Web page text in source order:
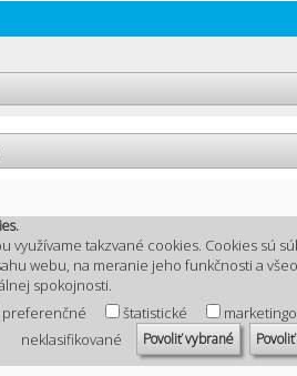
využívame takzvané cookies. Cookies sú
webu, na meranie jeho funkčnosti a
spokojnosti.
preferenčné štatistické
neklasifikované
Povoliť vybrané